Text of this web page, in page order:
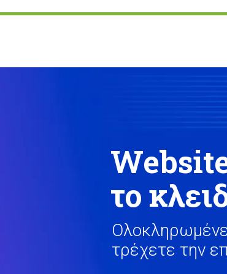
το
τρέχετε την